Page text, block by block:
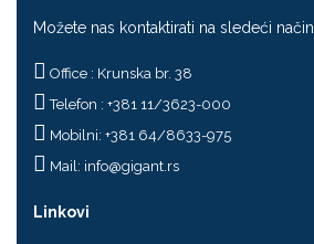
Možete nas kontaktirati na sledeći način.
Office : Krunska br. 38
Telefon : +381 11/3623-000
Mobilni: +381 64/8633-975
Mail: info@gigant.rs
Linkovi